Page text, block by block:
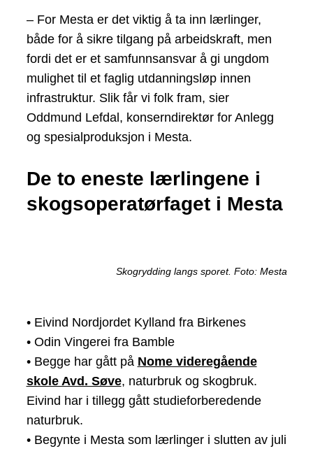
– For Mesta er det viktig å ta inn lærlinger,
både for å sikre tilgang på arbeidskraft, men
fordi det er et samfunnsansvar å gi ungdom
mulighet til et faglig utdanningsløp innen
infrastruktur. Slik får vi folk fram, sier
Oddmund Lefdal, konserndirektør for Anlegg
og spesialproduksjon i Mesta.
De to eneste lærlingene i
skogsoperatørfaget i Mesta
Skogrydding langs sporet. Foto: Mesta
• Eivind Nordjordet Kylland fra Birkenes
• Odin Vingerei fra Bamble
• Begge har gått på Nome videregående
skole Avd. Søve, naturbruk og skogbruk.
Eivind har i tillegg gått studieforberedende
naturbruk.
• Begynte i Mesta som lærlinger i slutten av juli